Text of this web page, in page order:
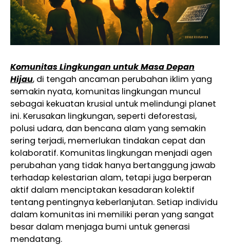
Komunitas Lingkungan untuk Masa Depan
Hijau, di tengah ancaman perubahan iklim yang
semakin nyata, komunitas lingkungan muncul
sebagai kekuatan krusial untuk melindungi planet
ini. Kerusakan lingkungan, seperti deforestasi,
polusi udara, dan bencana alam yang semakin
sering terjadi, memerlukan tindakan cepat dan
kolaboratif. Komunitas lingkungan menjadi agen
perubahan yang tidak hanya bertanggung jawab
terhadap kelestarian alam, tetapi juga berperan
aktif dalam menciptakan kesadaran kolektif
tentang pentingnya keberlanjutan. Setiap individu
dalam komunitas ini memiliki peran yang sangat
besar dalam menjaga bumi untuk generasi
mendatang.